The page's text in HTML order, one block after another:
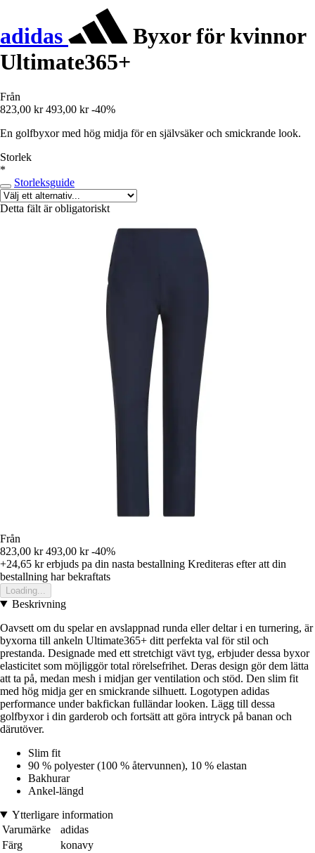
adidas
Byxor för kvinnor
Ultimate365+
Från
823,00 kr 493,00 kr -40%
En golfbyxor med hög midja för en självsäker och smickrande look.
Storlek
*
Storleksguide
Detta fält är obligatoriskt
Från
823,00 kr 493,00 kr -40%
+24,65 krerbjuds pa din nasta bestallning Krediteras efter att din
bestallning har bekraftats
Loading...
Beskrivning
Oavsett om du spelar en avslappnad runda eller deltar i en turnering, är
byxorna till ankeln Ultimate365+ ditt perfekta val för stil och
prestanda. Designade med ett stretchigt vävt tyg, erbjuder dessa byxor
elasticitet som möjliggör total rörelsefrihet. Deras design gör dem lätta
att ta på, medan mesh i midjan ger ventilation och stöd. Den slim fit
med hög midja ger en smickrande silhuett. Logotypen adidas
performance under bakfickan fulländar looken. Lägg till dessa
golfbyxor i din garderob och fortsätt att göra intryck på banan och
därutöver.
Slim fit
90 % polyester (100 % återvunnen), 10 % elastan
Bakhurar
Ankel-längd
Ytterligare information
Varumärke
adidas
Färg
konavy